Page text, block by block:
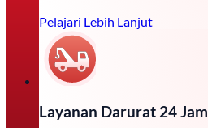
Pelajari Lebih Lanjut
Layanan Darurat 24 Jam